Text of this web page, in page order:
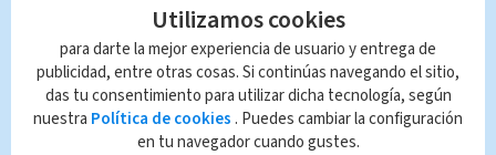
reunirá con su público costarricense,
después de su ultima visita al país en
el 2020.
Utilizamos cookies
para darte la mejor experiencia de usuario y entrega de
publicidad, entre otras cosas. Si continúas navegando el sitio,
das tu consentimiento para utilizar dicha tecnología, según
nuestra Política de cookies . Puedes cambiar la configuración
en tu navegador cuando gustes.